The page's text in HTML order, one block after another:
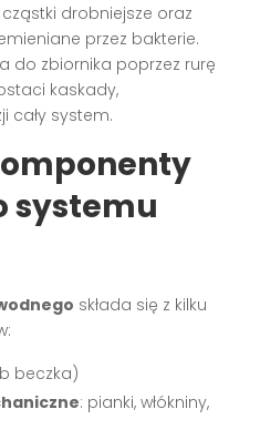
drobniejsze oraz
przez bakterie.
do zbiornika poprzez rurę
kaskady,
cały system.
systemu
składa się z kilku
beczka)
: pianki, włókniny,